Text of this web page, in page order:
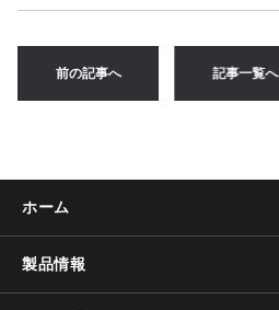
c
e
b
k
it
te
r
e
n
a
e ai
l
前の記事へ 記事一覧へ
ホーム
製品情報